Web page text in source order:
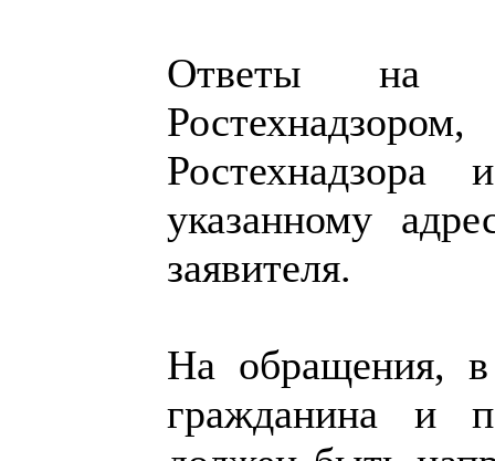
Ответы на
указанному
заявителя.
На обращения,
гражданина и